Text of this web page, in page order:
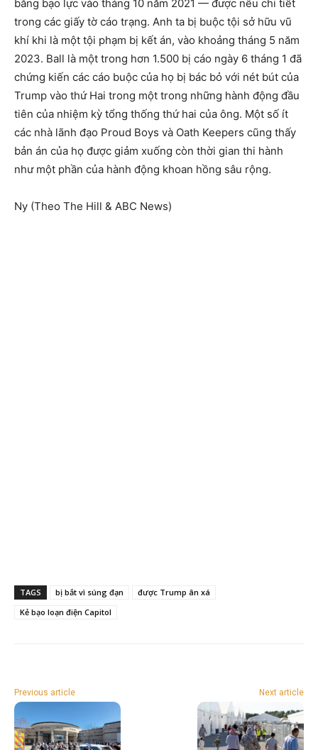
bằng bạo lực vào tháng 10 năm 2021 — được nêu chi tiết
trong các giấy tờ cáo trạng. Anh ta bị buộc tội sở hữu vũ
khí khi là một tội phạm bị kết án, vào khoảng tháng 5 năm
2023. Ball là một trong hơn 1.500 bị cáo ngày 6 tháng 1 đã
chứng kiến ​​các cáo buộc của họ bị bác bỏ với nét bút của
Trump vào thứ Hai trong một trong những hành động đầu
tiên của nhiệm kỳ tổng thống thứ hai của ông. Một số ít
các nhà lãnh đạo Proud Boys và Oath Keepers cũng thấy
bản án của họ được giảm xuống còn thời gian thi hành
như một phần của hành động khoan hồng sâu rộng.
Ny (Theo The Hill & ABC News)
TAGS bị bắt vì súng đạn
được Trump ân xá
Kẻ bạo loạn điện Capitol
Previous article Next article